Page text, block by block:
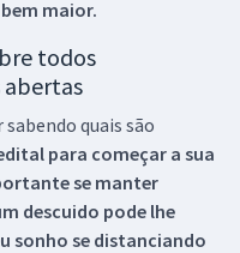
maior.
todos
abertas
quais são
para começar a sua
se manter
descuido pode lhe
sonho se distanciando